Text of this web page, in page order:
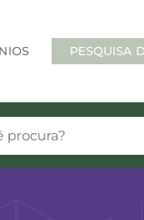
PESQUISA